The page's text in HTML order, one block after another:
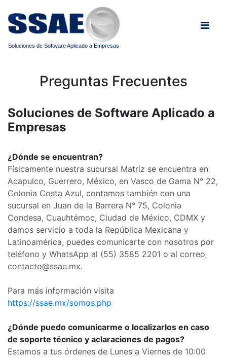
Soluciones de Software Aplicado a Empresas
Preguntas Frecuentes
Soluciones de Software Aplicado a
Empresas
¿Dónde se encuentran?
Físicamente nuestra sucursal Matriz se encuentra en
Acapulco, Guerrero, México, en Vasco de Gama N° 22,
Colonia Costa Azul, contamos también con una
sucursal en Juan de la Barrera N° 75, Colonia
Condesa, Cuauhtémoc, Ciudad de México, CDMX y
damos servicio a toda la República Mexicana y
Latinoamérica, puedes comunicarte con nosotros por
teléfono y WhatsApp al (55) 3585 2201 o al correo
contacto@ssae.mx.
Para más información visita
https://ssae.mx/somos.php
¿Dónde puedo comunicarme o localizarlos en caso
de soporte técnico y aclaraciones de pagos?
Estamos a tus órdenes de Lunes a Viernes de 10:00